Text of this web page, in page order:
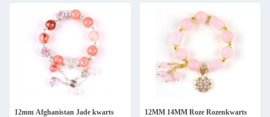
12mm Afghanistan Jade kwarts
12MM 14MM Roze Rozenkwarts